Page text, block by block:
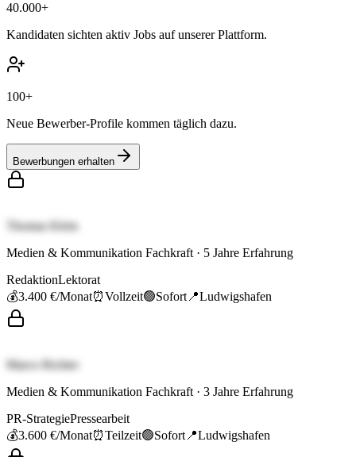
40.000+
Kandidaten sichten aktiv Jobs auf unserer Plattform.
100+
Neue Bewerber-Profile kommen täglich dazu.
Bewerbungen erhalten
Thomas Klein
Medien & Kommunikation Fachkraft · 5 Jahre Erfahrung
RedaktionLektorat
💰3.400 €/Monat⏰Vollzeit🟢Sofort 📍Ludwigshafen
Marco Richter
Medien & Kommunikation Fachkraft · 3 Jahre Erfahrung
PR-StrategiePressearbeit
💰3.600 €/Monat⏰Teilzeit🟢Sofort 📍Ludwigshafen